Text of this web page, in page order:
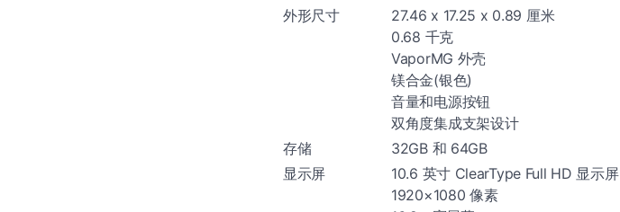
外形尺寸
27.46 x 17.25 x 0.89 厘米
0.68 千克
VaporMG 外壳
镁合金(银色)
音量和电源按钮
双角度集成支架设计
存储 32GB 和 64GB
显示屏
10.6 英寸 ClearType Full HD 显示屏
1920×1080 像素